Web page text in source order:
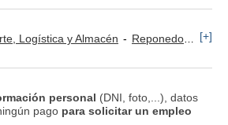
Logística y Almacén Reponedor y Cajero [+]
personal (DNI, foto,...), datos
pago para solicitar un empleo